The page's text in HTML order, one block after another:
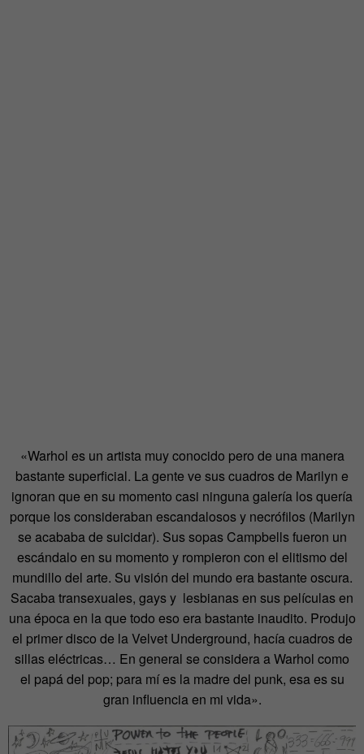
«Warhol es un artista muy conocido pero de una manera
bastante superficial. La gente ve sus cuadros de Marilyn e
ignoran que en su momento casi ninguna galería los quería
porque los consideraban escandalosos y necrófilos (Marilyn
se acababa de suicidar). Sus sopas Campbells fueron un
escándalo en su momento y rompieron con el elitismo del
mundillo del arte. Su visión del mundo era bastante oscura.
Sacaba transexuales, gays y lesbianas en sus películas en
una época en la que todo eso era bastante inaudito. Produjo
el primer disco de la Velvet Underground, hacía cuadros de
sillas eléctricas… En general se considera a Warhol como
el papá del pop; para mí es la madre del punk, esa es su
gran influencia en mi vida».